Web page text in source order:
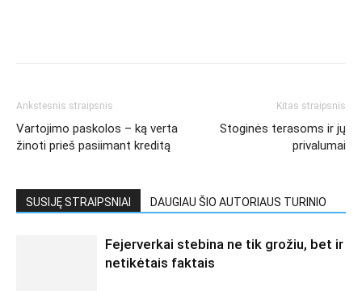
Ankstesnis straipsnis
Vartojimo paskolos – ką verta
žinoti prieš pasiimant kreditą
Kitas straipsnis
Stoginės terasoms ir jų
privalumai
SUSIJĘ STRAIPSNIAI DAUGIAU ŠIO AUTORIAUS TURINIO
Fejerverkai stebina ne tik grožiu, bet ir
netikėtais faktais